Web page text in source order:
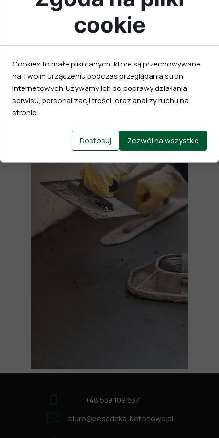
Wylewka styrobetonowa jest często
stosowana jako warstwa wyrównująca pod
także do izolacji stropów, poddaszy oraz
pod ogrzewanie podłogowe.
biuro@posadzka-betonowa.pl
+48 539 109 637
cookie
Cookies to małe pliki danych, które są przechowywane
na Twoim urządzeniu podczas przeglądania stron
internetowych. Używamy ich do poprawy działania
serwisu, personalizacji treści, oraz analizy ruchu na
stronie.
Dostosuj Zezwól na wszystkie